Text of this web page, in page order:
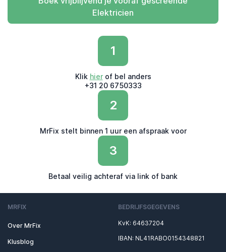
Elektricien
1
Klik hierof bel anders
+31 20 6750333
2
MrFix stelt binnen 1 uur een afspraak voor
3
Betaal veilig achteraf via link of bank
MRFIX
Over MrFix
Klusblog
BEDRIJFSGEGEVENS
KvK: 64637204
IBAN: NL41RABO0154348821